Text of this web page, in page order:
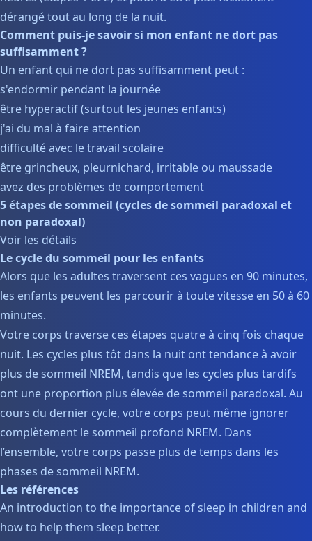
dérangé tout au long de la nuit.
Comment puis-je savoir si mon enfant ne dort pas
suffisamment ?
Un enfant qui ne dort pas suffisamment peut :
s'endormir pendant la journée
être hyperactif (surtout les jeunes enfants)
j'ai du mal à faire attention
difficulté avec le travail scolaire
être grincheux, pleurnichard, irritable ou maussade
avez des problèmes de comportement
5 étapes de sommeil (cycles de sommeil paradoxal et
non paradoxal)
Voir les détails
Le cycle du sommeil pour les enfants
Alors que les adultes traversent ces vagues en 90 minutes,
les enfants peuvent les parcourir à toute vitesse en 50 à 60
minutes.
Votre corps traverse ces étapes quatre à cinq fois chaque
nuit. Les cycles plus tôt dans la nuit ont tendance à avoir
plus de sommeil NREM, tandis que les cycles plus tardifs
ont une proportion plus élevée de sommeil paradoxal. Au
cours du dernier cycle, votre corps peut même ignorer
complètement le sommeil profond NREM. Dans
l’ensemble, votre corps passe plus de temps dans les
phases de sommeil NREM.
Les références
An introduction to the importance of sleep in children and
how to help them sleep better.